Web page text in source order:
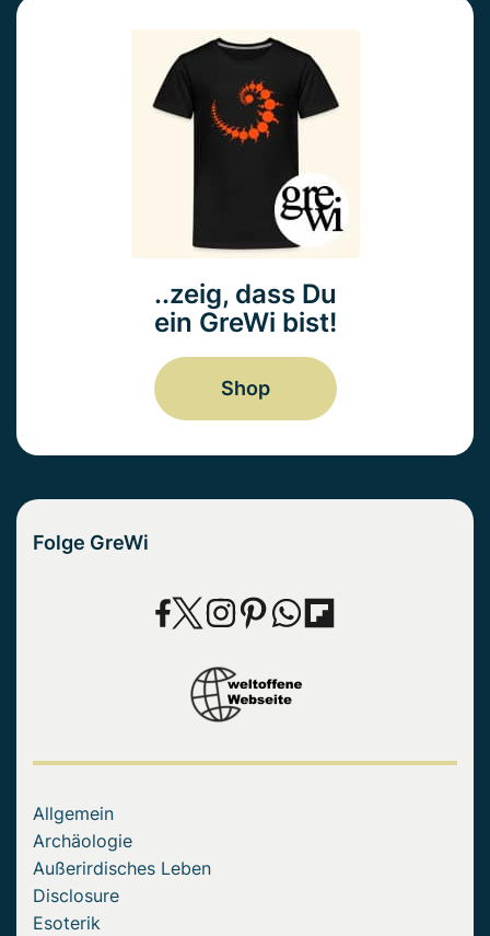
..zeig, dass Du
ein GreWi bist!
Shop
Folge GreWi
Allgemein
Archäologie
Außerirdisches Leben
Disclosure
Esoterik